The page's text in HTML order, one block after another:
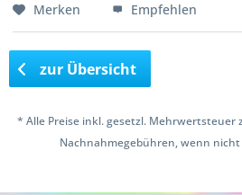
Merken Empfehlen
zur Übersicht
* Alle Preise inkl. gesetzl. Mehrwertsteuer
Nachnahmegebühren, wenn